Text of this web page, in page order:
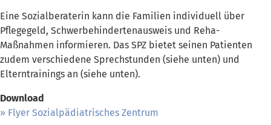
Eine Sozialberaterin kann die Familien individuell über
Pflegegeld, Schwerbehindertenausweis und Reha-
Maßnahmen informieren. Das SPZ bietet seinen Patienten
zudem verschiedene Sprechstunden (siehe unten) und
Elterntrainings an (siehe unten).
Download
Flyer Sozialpädiatrisches Zentrum